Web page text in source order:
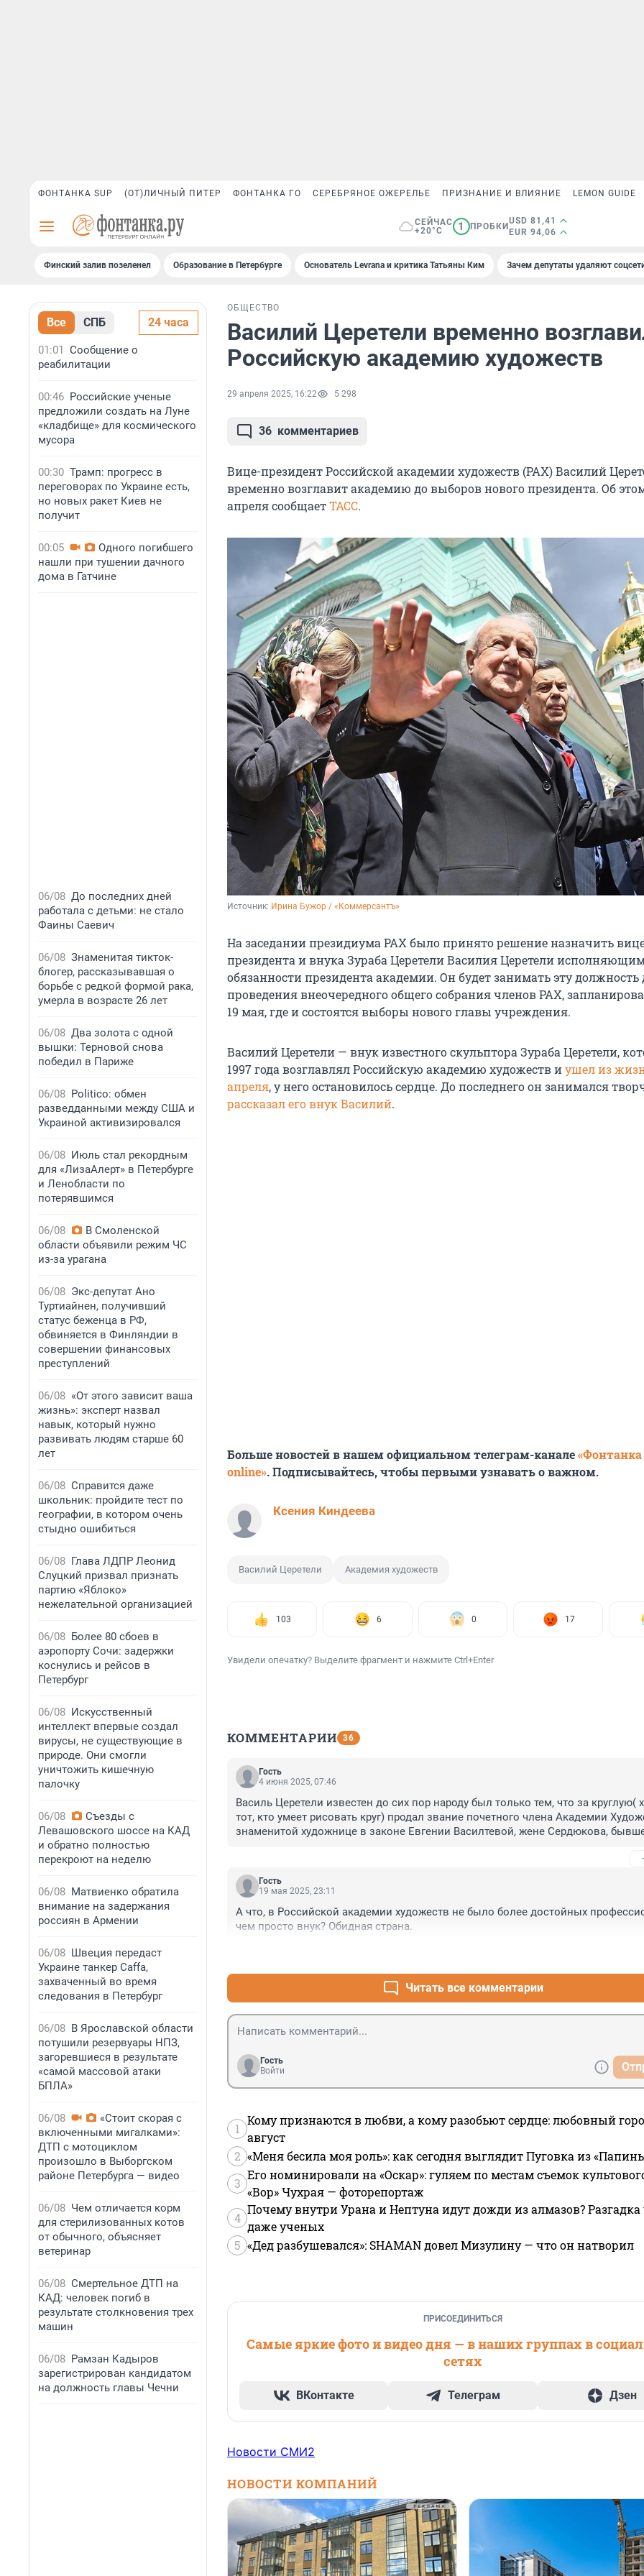
ФОНТАНКА SUP (ОТ)ЛИЧНЫЙ ПИТЕР ФОНТАНКА ГО СЕРЕБРЯНОЕ ОЖЕРЕЛЬЕ ПРИЗНАНИЕ И ВЛИЯНИЕ LEMON GUIDE
СЕЙЧАС
+20°C
1 ПРОБКИ
USD 81,41
EUR 94,06
Финский залив позеленел Образование в Петербурге Основатель Levrana и критика Татьяны Ким Зачем депутаты удаляют
Все СПБ 24 часа
01:01 Сообщение о
реабилитации
00:46 Российские ученые
предложили создать на Луне
«кладбище» для космического
мусора
00:30 Трамп: прогресс в
переговорах по Украине есть,
но новых ракет Киев не
получит
00:05
Одного погибшего
нашли при тушении дачного
дома в Гатчине
06/08 До последних дней
работала с детьми: не стало
Фаины Саевич
06/08 Знаменитая тикток-
блогер, рассказывавшая о
борьбе с редкой формой рака,
умерла в возрасте 26 лет
06/08 Два золота с одной
вышки: Терновой снова
победил в Париже
06/08 Politico: обмен
разведданными между США и
Украиной активизировался
06/08 Июль стал рекордным
для «ЛизаАлерт» в Петербурге
и Ленобласти по
потерявшимся
06/08
В Смоленской
области объявили режим ЧС
из-за урагана
06/08 Экс-депутат Ано
Туртиайнен, получивший
статус беженца в РФ,
обвиняется в Финляндии в
совершении финансовых
преступлений
06/08 «От этого зависит ваша
жизнь»: эксперт назвал
навык, который нужно
развивать людям старше 60
лет
06/08 Справится даже
школьник: пройдите тест по
географии, в котором очень
стыдно ошибиться
06/08 Глава ЛДПР Леонид
Слуцкий призвал признать
партию «Яблоко»
нежелательной организацией
06/08 Более 80 сбоев в
аэропорту Сочи: задержки
коснулись и рейсов в
Петербург
06/08 Искусственный
интеллект впервые создал
вирусы, не существующие в
природе. Они смогли
уничтожить кишечную
палочку
06/08
Съезды с
Левашовского шоссе на КАД
и обратно полностью
перекроют на неделю
06/08 Матвиенко обратила
внимание на задержания
россиян в Армении
06/08 Швеция передаст
Украине танкер Caffa,
захваченный во время
следования в Петербург
06/08 В Ярославской области
потушили резервуары НПЗ,
загоревшиеся в результате
«самой массовой атаки
БПЛА»
06/08
«Стоит скорая с
включенными мигалками»:
ДТП с мотоциклом
произошло в Выборгском
районе Петербурга — видео
06/08 Чем отличается корм
для стерилизованных котов
от обычного, объясняет
ветеринар
06/08 Смертельное ДТП на
КАД: человек погиб в
результате столкновения трех
машин
06/08 Рамзан Кадыров
зарегистрирован кандидатом
на должность главы Чечни
ОБЩЕСТВО
Василий Церетели временно
Российскую академию художеств
29 апреля 2025, 16:22 5 298
36 комментариев
Вице-президент Российской академии художеств (РАХ) Василий
временно возглавит академию до выборов нового президента. Об
апреля сообщаетТАСС.
Источник: Ирина Бужор / «Коммерсантъ»
На заседании президиума РАХ было принято решение назначить
президента и внука Зураба Церетели Василия Церетели
обязанности президента академии. Он будет занимать эту должность
проведения внеочередного общего собрания членов РАХ,
19 мая, где и состоятся выборы нового главы учреждения.
Василий Церетели — внук известного скульптора Зураба Церетели,
1997 года возглавлял Российскую академию художеств иушел из
апреля, у него остановилось сердце. До последнего он занимался
рассказал его внук Василий.
Больше новостей в нашем официальном телеграм-канале«Фонтанка
online». Подписывайтесь, чтобы первыми узнавать о важном.
Ксения Киндеева
Василий Церетели Академия художеств
103 6 0 17
Увидели опечатку? Выделите фрагмент и нажмите Ctrl+Enter
КОММЕНТАРИИ 36
Гость
4 июня 2025, 07:46
Василь Церетели известен до сих пор народу был только тем, что за круглую(
тот, кто умеет рисовать круг) продал звание почетного члена Академии
знаменитой художнице в законе Евгении Василтевой, жене Сердюкова,
Гость
19 мая 2025, 23:11
А что, в Российской академии художеств не было более достойных
чем просто внук? Обидная страна.
Читать все комментарии
Гость
Войти
1
Кому признаются в любви, а кому разобьют сердце: любовный
август
2 «Меня бесила моя роль»: как сегодня выглядит Пуговка из
3
Его номинировали на «Оскар»: гуляем по местам съемок
«Вор» Чухрая — фоторепортаж
4
Почему внутри Урана и Нептуна идут дожди из алмазов?
даже ученых
5 «Дед разбушевался»: SHAMAN довел Мизулину — что он натворил
ПРИСОЕДИНИТЬСЯ
Самые яркие фото и видео дня — в наших группах в
сетях
ВКонтакте Телеграм Дзен
Новости СМИ2
НОВОСТИ КОМПАНИЙ